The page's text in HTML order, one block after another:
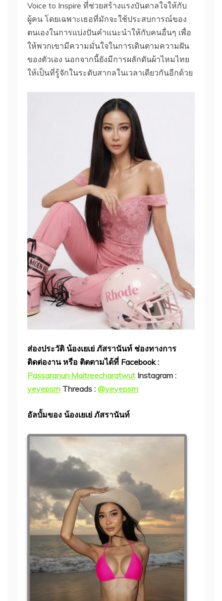
Voice to Inspire ที่ช่วยสร้างแรงบันดาลใจให้กับ
ผู้คน โดยเฉพาะเธอที่มักจะใช้ประสบการณ์ของ
ตนเองในการแบ่งปันคำแนะนำให้กับคนอื่นๆ เพื่อ
ให้พวกเขามีความมั่นใจในการเดินตามความฝัน
ของตัวเอง นอกจากนี้ยังมีการผลักดันผ้าไหมไทย
ให้เป็นที่รู้จักในระดับสากลในเวลาเดียวกันอีกด้วย
ส่องประวัติ น้องเยเย่ ภัสรานันท์ ช่องทางการ
ติดต่องาน หรือ ติตตามได้ที่ Facebook :
Passaranun Maitreecharatwut Instagram :
yeyepsrn Threads : @yeyepsrn
อัลบั้มของ น้องเยเย่ ภัสรานันท์